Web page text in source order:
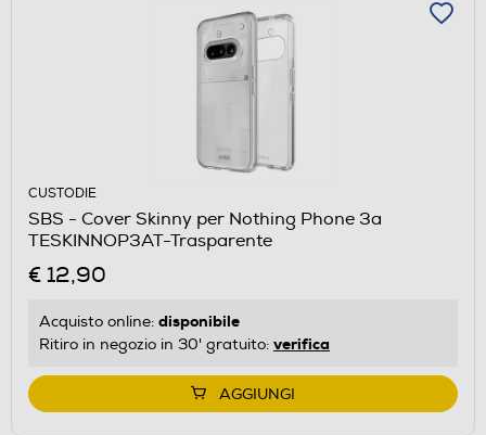
CUSTODIE
SBS - Cover Skinny per Nothing Phone 3a
TESKINNOP3AT-Trasparente
€ 12,90
Acquisto online: disponibile
Ritiro in negozio in 30' gratuito: verifica
AGGIUNGI